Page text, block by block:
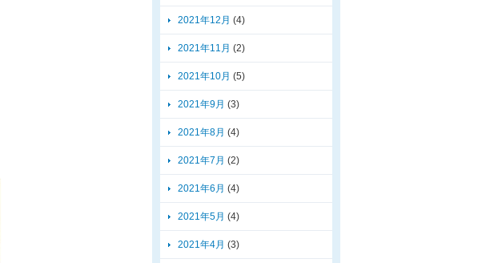
2021年12月 (4)
2021年11月 (2)
2021年10月 (5)
2021年9月 (3)
2021年8月 (4)
2021年7月 (2)
2021年6月 (4)
2021年5月 (4)
2021年4月 (3)